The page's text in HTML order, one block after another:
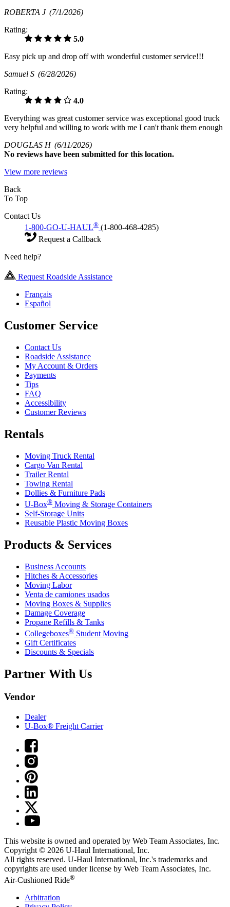
ROBERTA J (7/1/2026)
Rating:
5.0
Easy pick up and drop off with wonderful customer service!!!
Samuel S (6/28/2026)
Rating:
4.0
Everything was great customer service was exceptional good truck
very helpful and willing to work with me I can't thank them enough
DOUGLAS H (6/11/2026)
No reviews have been submitted for this location.
View more reviews
Back
To Top
Contact Us
1-800-GO-U-HAUL® (1-800-468-4285)
Request a Callback
Need help?
Request Roadside Assistance
Français
Español
Customer Service
Contact Us
Roadside Assistance
My Account & Orders
Payments
Tips
FAQ
Accessibility
Customer Reviews
Rentals
Moving Truck Rental
Cargo Van Rental
Trailer Rental
Towing Rental
Dollies & Furniture Pads
U-Box® Moving & Storage Containers
Self-Storage Units
Reusable Plastic Moving Boxes
Products & Services
Business Accounts
Hitches & Accessories
Moving Labor
Venta de camiones usados
Moving Boxes & Supplies
Damage Coverage
Propane Refills & Tanks
Collegeboxes® Student Moving
Gift Certificates
Discounts & Specials
Partner With Us
Vendor
Dealer
U-Box® Freight Carrier
This website is owned and operated by Web Team Associates, Inc.
Copyright © 2026 U-Haul International, Inc.
All rights reserved. U-Haul International, Inc.'s trademarks and
copyrights are used under license by Web Team Associates, Inc.
Air-Cushioned Ride®
Arbitration